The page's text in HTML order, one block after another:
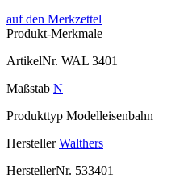
auf den Merkzettel
Produkt-Merkmale
ArtikelNr. WAL 3401
Maßstab N
Produkttyp Modelleisenbahn
Hersteller Walthers
HerstellerNr. 533401